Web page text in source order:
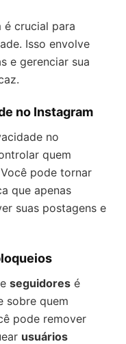
é crucial para
Isso envolve
e gerenciar sua
no Instagram
no
quem
pode tornar
que apenas
suas postagens e
seguidores é
sobre quem
pode remover
usuários